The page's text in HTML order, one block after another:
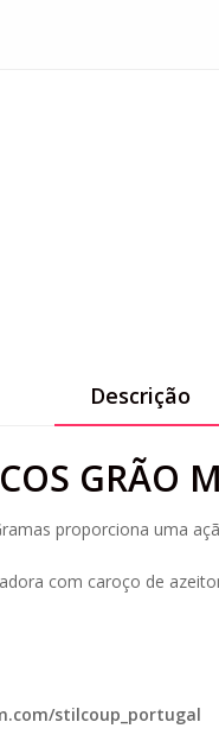
Descrição
GRÃO
proporciona uma
com caroço de
stilcoup_portugal